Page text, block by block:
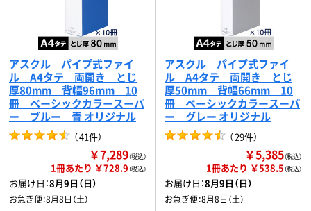
アスクル パイプ式ファイ
ル A4タテ 両開き とじ
厚80mm 背幅96mm 10
冊 ベーシックカラースーパ
ー ブルー 青 オリジナル
（41件）
￥7,289（税込）
1冊あたり ￥728.9（税込）
お届け日：8月9日（日）
お急ぎ便：8月8日（土）
アスクル パイプ式ファイ
ル A4タテ 両開き とじ
厚50mm 背幅66mm 10
冊 ベーシックカラースーパ
ー グレー オリジナル
（29件）
￥5,385（税込）
1冊あたり ￥538.5（税込）
お届け日：8月9日（日）
お急ぎ便：8月8日（土）